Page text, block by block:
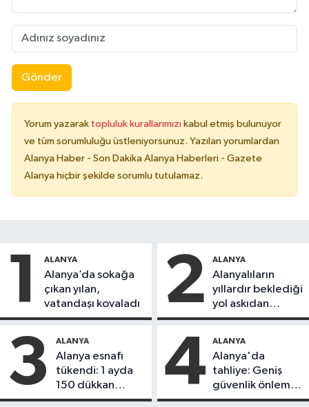
Gönder
Yorum yazarak topluluk kurallarımızı kabul etmiş bulunuyor
ve tüm sorumluluğu üstleniyorsunuz. Yazılan yorumlardan
Alanya Haber - Son Dakika Alanya Haberleri - Gazete
Alanya hiçbir şekilde sorumlu tutulamaz.
1 ALANYA
Alanya’da sokağa
çıkan yılan,
vatandaşı kovaladı
2 ALANYA
Alanyalıların
yıllardır beklediği
yol askıdan
döndü
3 ALANYA
Alanya esnafı
tükendi: 1 ayda
150 dükkan
kapandı
4 ALANYA
Alanya'da
tahliye: Geniş
güvenlik önlemi
alındı